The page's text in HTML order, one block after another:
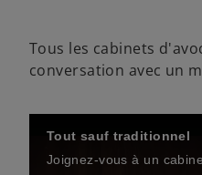
n
g
l
e
n
g
l
e
Tous les cabinets
conversation avec un
Tout sauf traditionnel
Joignez-vous à un